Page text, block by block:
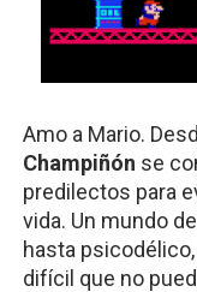
Amo a Mario.
Champiñón se
predilectos para
vida. Un mundo
hasta
difícil que no